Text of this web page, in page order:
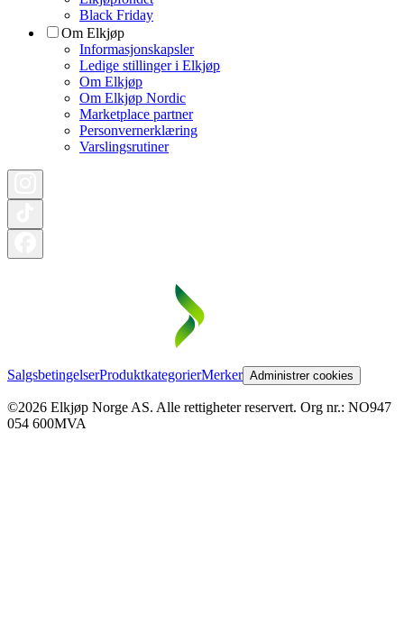
Black Friday
Om Elkjøp
Informasjonskapsler
Ledige stillinger i Elkjøp
Om Elkjøp
Om Elkjøp Nordic
Marketplace partner
Personvernerklæring
Varslingsrutiner
SalgsbetingelserProduktkategorierMerker Administrer cookies
©2026 Elkjøp Norge AS. Alle rettigheter reservert. Org nr.: NO947
054 600MVA